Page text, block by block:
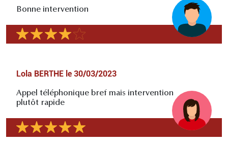
Bonne intervention
Lola BERTHE le 30/03/2023
Appel téléphonique bref mais intervention
plutôt rapide